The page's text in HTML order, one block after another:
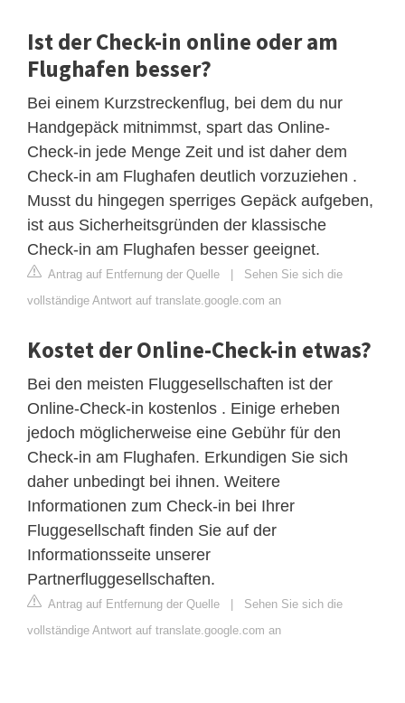
Ist der Check-in online oder am
Flughafen besser?
Bei einem Kurzstreckenflug, bei dem du nur
Handgepäck mitnimmst, spart das Online-
Check-in jede Menge Zeit und ist daher dem
Check-in am Flughafen deutlich vorzuziehen .
Musst du hingegen sperriges Gepäck aufgeben,
ist aus Sicherheitsgründen der klassische
Check-in am Flughafen besser geeignet.
Antrag auf Entfernung der Quelle | Sehen Sie sich die
vollständige Antwort auf translate.google.com an
Kostet der Online-Check-in etwas?
Bei den meisten Fluggesellschaften ist der
Online-Check-in kostenlos . Einige erheben
jedoch möglicherweise eine Gebühr für den
Check-in am Flughafen. Erkundigen Sie sich
daher unbedingt bei ihnen. Weitere
Informationen zum Check-in bei Ihrer
Fluggesellschaft finden Sie auf der
Informationsseite unserer
Partnerfluggesellschaften.
Antrag auf Entfernung der Quelle | Sehen Sie sich die
vollständige Antwort auf translate.google.com an